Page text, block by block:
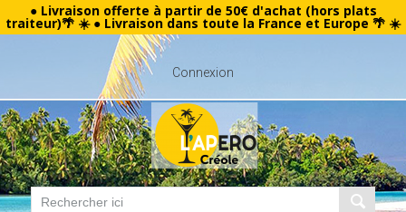
● Livraison offerte à partir de 50€ d'achat (hors plats
traiteur)🌴 ☀️ ● Livraison dans toute la France et Europe 🌴 ☀️
Connexion